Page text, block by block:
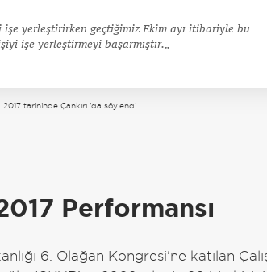
işe yerleştirirken geçtiğimiz Ekim ayı itibariyle bu
işe yerleştirmeyi başarmıştır.
2017 tarihinde Çankırı 'da söylendi.
Performansı
6. Olağan Kongresi'ne katılan